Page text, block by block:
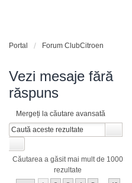
Portal Forum ClubCitroen
Vezi mesaje fără
răspuns
Mergeți la căutare avansată
Căutarea a găsit mai mult de 1000
rezultate